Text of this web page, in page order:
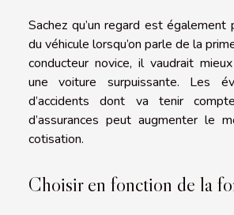
Sachez qu’un regard est
du véhicule lorsqu’on parle de la
conducteur novice, il vaudrait
une voiture surpuissante. Les
d’accidents dont va tenir
d’assurances peut augmenter le
cotisation.
Choisir en fonction de la